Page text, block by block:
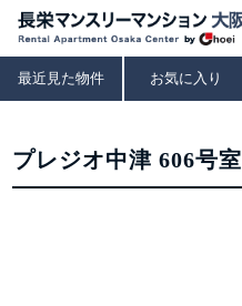
最近見た物件 お気に入り
プレジオ中津 606号室